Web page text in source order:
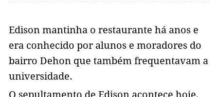
Edison mantinha o restaurante há anos e
era conhecido por alunos e moradores do
bairro Dehon que também frequentavam a
universidade.